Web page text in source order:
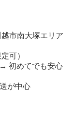
市南大塚エリア